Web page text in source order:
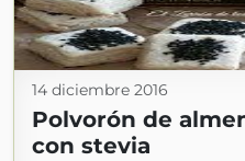
14 diciembre 2016
Polvorón de
con stevia